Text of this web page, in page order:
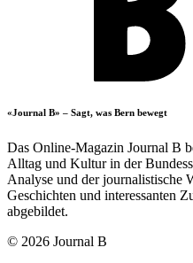
«Journal B» – Sagt, was Bern bewegt
Das Online-Magazin Journal B
Alltag und Kultur in der
Analyse und der journalistische
Geschichten und interessanten
abgebildet.
© 2026 Journal B